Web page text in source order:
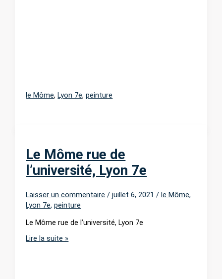
le Môme,Lyon 7e,peinture
Le Môme rue de
l’université, Lyon 7e
Laisser un commentaire /juillet 6, 2021/le Môme,
Lyon 7e,peinture
Le Môme rue de l’université, Lyon 7e
Le
Lire la suite »